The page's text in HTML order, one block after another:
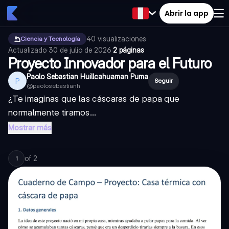
Abrir la app
Ciencia y Tecnología 40 visualizaciones·
Actualizado 30 de julio de 2026·2 páginas
Proyecto Innovador para el Futuro
P Paolo Sebastian Huillcahuaman Puma
@paolosebastianh
Seguir
¿Te imaginas que las cáscaras de papa que
normalmente tiramos...
Mostrar más
1 of 2